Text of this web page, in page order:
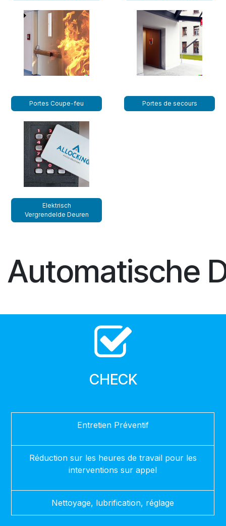
Portes Coupe-feu Portes de secours
Elektrisch
Vergrendelde Deuren
Automatische
CHECK
Entretien Préventif
Réduction sur les heures de travail pour les
interventions sur appel
Nettoyage, lubrification, réglage